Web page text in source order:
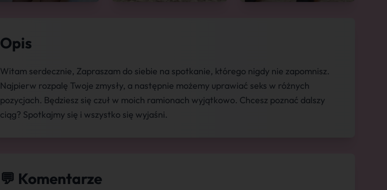
Opis
Witam serdecznie, Zapraszam do siebie na spotkanie, którego nigdy nie zapomnisz.
Najpierw rozpalę Twoje zmysły, a następnie możemy uprawiać seks w różnych
pozycjach. Będziesz się czuł w moich ramionach wyjątkowo. Chcesz poznać dalszy
ciąg? Spotkajmy się i wszystko się wyjaśni.
💬 Komentarze